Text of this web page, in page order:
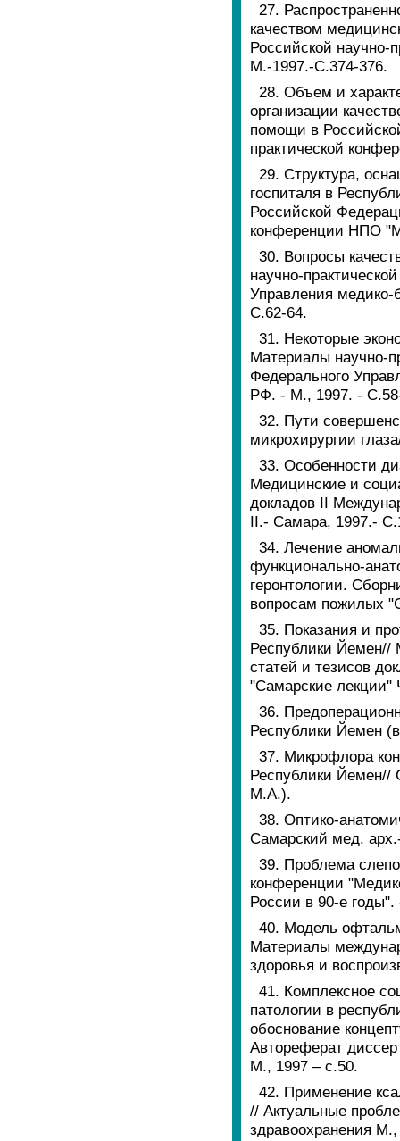
27.
качеством
Российской
М.-1997.-С.374-376.
28. Объем и
организации
помощи в
практической
29. Структура,
госпиталя в
Российской
конференции НПО
30. Вопросы
научно-
Управления
С.62-64.
31. Некоторые
Материалы научно-
Федерального
РФ. - М., 1997. -
32. Пути
микрохирургии
33. Особенности
Медицинские и
докладов II
II.- Самара, 1997.-
34. Лечение
функционально-
геронтологии.
вопросам пожилых
35. Показания и
Республики Йемен//
статей и тезисов
"Самарские лекции"
36.
Республики Йемен
37. Микрофлора
Республики Йемен//
М.А.).
38. Оптико-
Самарский мед.
39. Проблема
конференции
России в 90-е
40. Модель
Материалы
здоровья и
41. Комплексное
патологии в
обоснование
Автореферат
М., 1997 – с.50.
42. Применение
// Актуальные
здравоохранения